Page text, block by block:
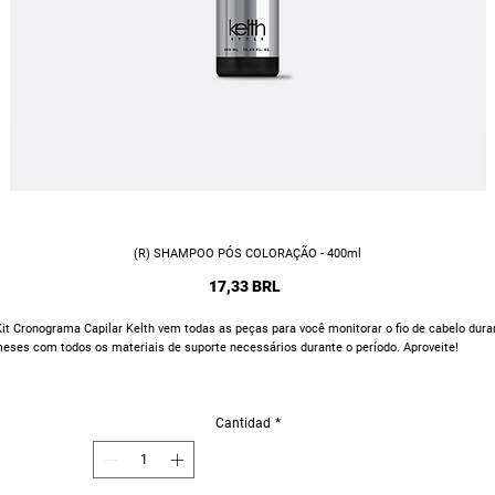
(R) SHAMPOO PÓS COLORAÇÃO - 400ml
17,33 BRL
Cronograma Capilar Kelth vem todas as peças para você monitorar o fio de cabelo
com todos os materiais de suporte necessários durante o período. Aproveite!
Cantidad *